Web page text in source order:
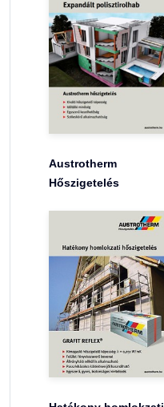
Austrotherm
Hőszigetelés